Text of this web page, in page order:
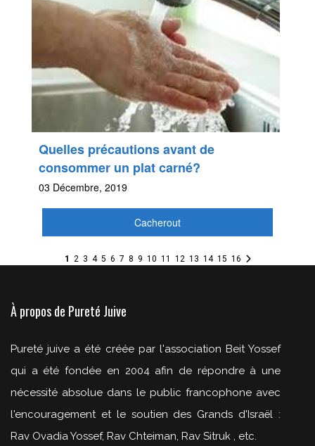
Quelles précautions avant de
consommer un plat carné?
03 Décembre, 2019
Cacherout
1 2 3 4 5 6 7 8 9 10 11 12 13 14 15 16
À propos de Pureté Juive
Pureté juive a été créée par l'association Beit Yossef
qui a été fondée en 2004 afin de répondre à une
nécessité absolue dans le public francophone avec
l'encouragement et le soutien des Grands d'Israël :
Rav Ovadia Yossef, Rav Chteiman, Rav Sitruk , etc.